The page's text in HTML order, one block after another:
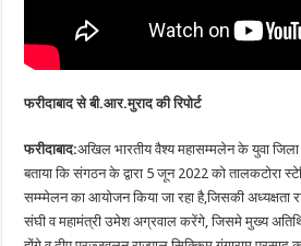
फरीदाबाद से बी.आर.मुराद की रिपोर्ट
फरीदाबाद:अखिल भारतीय वैश्य महासम्मलेन के युवा
बताया कि संगठन के द्वारा 5 जून 2022 को तालकटोरा
सम्म्मेलन का आयोजन किया जा रहा है,जिसकी अध्यक्षता
संघी व महामंत्री उमेश अग्रवाल करेंगे, जिसमे मुख्य